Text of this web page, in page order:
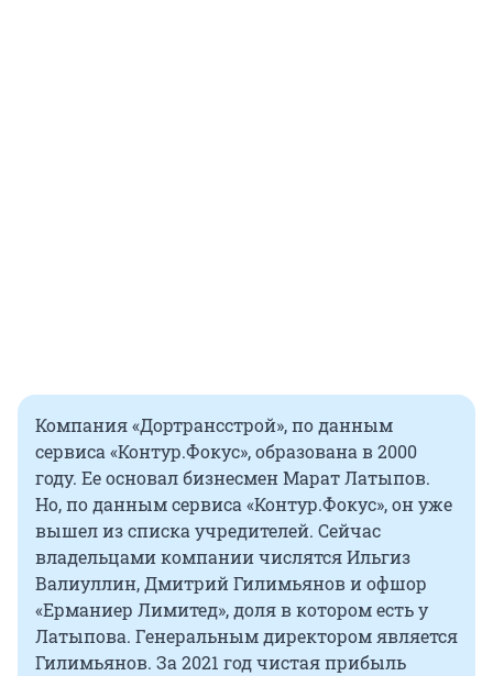
Компания «Дортрансстрой», по данным
сервиса «Контур.Фокус», образована в 2000
году. Ее основал бизнесмен Марат Латыпов.
Но, по данным сервиса «Контур.Фокус», он уже
вышел из списка учредителей. Сейчас
владельцами компании числятся Ильгиз
Валиуллин, Дмитрий Гилимьянов и офшор
«Ерманиер Лимитед», доля в котором есть у
Латыпова. Генеральным директором является
Гилимьянов. За 2021 год чистая прибыль